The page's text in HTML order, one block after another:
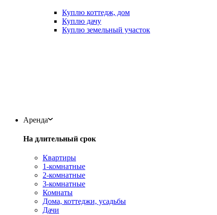
Куплю коттедж, дом
Куплю дачу
Куплю земельный участок
Аренда
На длительный срок
Квартиры
1-комнатные
2-комнатные
3-комнатные
Комнаты
Дома, коттеджи, усадьбы
Дачи